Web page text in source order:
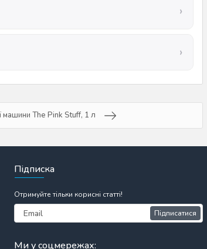
машини The Pink Stuff, 1 л
Підписка
Отримуйте тільки корисні статті!
Підписатися
Ми у соцмережах: